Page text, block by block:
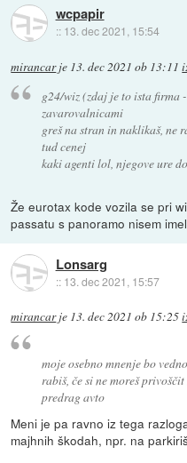
wcpapir
:: 13. dec 2021, 15:54
mirancarje 13. dec 2021 ob 13:11
g24/wiz (zdaj je to ista firma
zavarovalnicami
greš na stran in naklikaš, ne
tud cenej
kaki agenti lol, njegove ure
Že eurotax kode vozila se pri
passatu s panoramo nisem
Lonsarg
:: 13. dec 2021, 15:57
mirancarje 13. dec 2021 ob 15:25
moje osebno mnenje bo
rabiš, če si ne moreš
predrag avto
Meni je pa ravno iz tega
majhnih škodah, npr. na